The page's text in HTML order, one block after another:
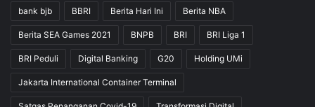
bank bjb BBRI Berita Hari Ini Berita NBA
Berita SEA Games 2021 BNPB BRI BRI Liga 1
BRI Peduli Digital Banking G20 Holding UMi
Jakarta International Container Terminal